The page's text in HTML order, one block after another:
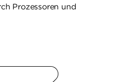
Prozessoren und